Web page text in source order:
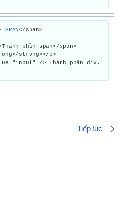
SPAN</span>
phần span</span>
strong></p>
/> Thành phần div.
Tiếp tục